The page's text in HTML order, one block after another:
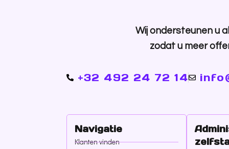
Wij ondersteunen u
zodat u meer
+32 492 24 72 14
Navigatie
Klanten vinden